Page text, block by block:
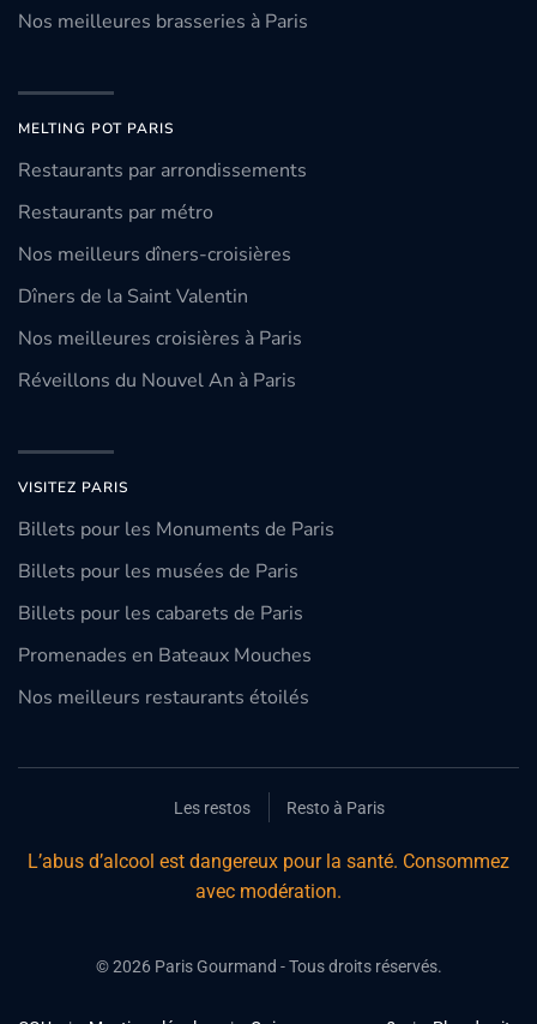
Nos meilleures brasseries à Paris
MELTING POT PARIS
Restaurants par arrondissements
Restaurants par métro
Nos meilleurs dîners-croisières
Dîners de la Saint Valentin
Nos meilleures croisières à Paris
Réveillons du Nouvel An à Paris
VISITEZ PARIS
Billets pour les Monuments de Paris
Billets pour les musées de Paris
Billets pour les cabarets de Paris
Promenades en Bateaux Mouches
Nos meilleurs restaurants étoilés
Les restos Resto à Paris
L’abus d’alcool est dangereux pour la santé. Consommez
avec modération.
©2026Paris Gourmand - Tous droits réservés.